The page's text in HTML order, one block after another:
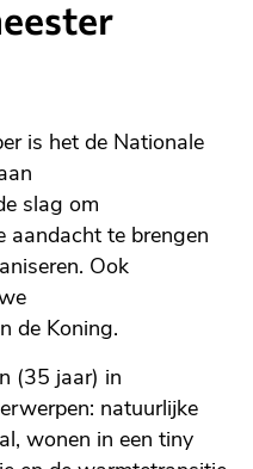
is het de Nationale
slag om
aandacht te brengen
Ook
de Koning.
(35 jaar) in
natuurlijke
wonen in een tiny